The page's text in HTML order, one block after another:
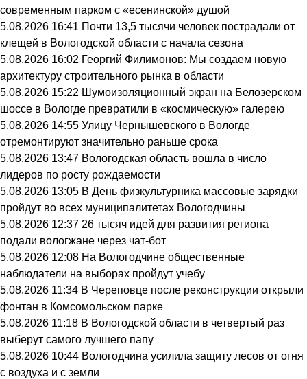
современным парком с «есенинской» душой
5.08.2026 16:41 Почти 13,5 тысячи человек пострадали от
клещей в Вологодской области с начала сезона
5.08.2026 16:02 Георгий Филимонов: Мы создаем новую
архитектуру строительного рынка в области
5.08.2026 15:22 Шумоизоляционный экран на Белозерском
шоссе в Вологде превратили в «космическую» галерею
5.08.2026 14:55 Улицу Чернышевского в Вологде
отремонтируют значительно раньше срока
5.08.2026 13:47 Вологодская область вошла в число
лидеров по росту рождаемости
5.08.2026 13:05 В День физкультурника массовые зарядки
пройдут во всех муниципалитетах Вологодчины
5.08.2026 12:37 26 тысяч идей для развития региона
подали вологжане через чат-бот
5.08.2026 12:08 На Вологодчине общественные
наблюдатели на выборах пройдут учебу
5.08.2026 11:34 В Череповце после реконструкции открыли
фонтан в Комсомольском парке
5.08.2026 11:18 В Вологодской области в четвертый раз
выберут самого лучшего папу
5.08.2026 10:44 Вологодчина усилила защиту лесов от огня
с воздуха и с земли